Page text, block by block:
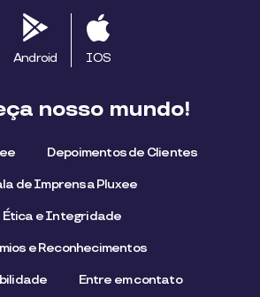
Android IOS
nosso mundo!
Depoimentos de Clientes
de Imprensa Pluxee
Ética e Integridade
e Reconhecimentos
Entre em contato